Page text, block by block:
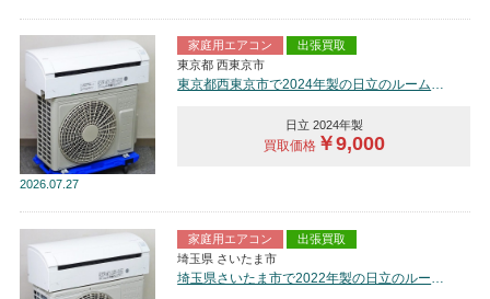
2026 07.27
家庭用エアコン
出張買取
東京都 西東京市
東京都西東京市で2024年製の日立のルームエアコン【中古品】を買取しました。
日立 2024年製
買取価格￥9,000
家庭用エアコン
出張買取
埼玉県 さいたま市
埼玉県さいたま市で2022年製の日立のルームエアコン【中古品】を買取しました。